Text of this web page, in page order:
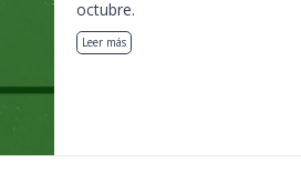
octubre.
Leer más